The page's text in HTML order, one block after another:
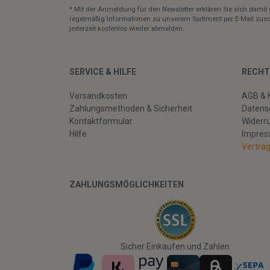
* Mit der Anmeldung für den Newsletter erklären Sie sich damit
regelmäßig Informationen zu unserem Sortiment per E-Mail
jederzeit kostenlos wieder abmelden.
SERVICE & HILFE
Versandkosten
Zahlungsmethoden & Sicherheit
Kontaktformular
Hilfe
AGB &
ZAHLUNGSMÖGLICHKEITEN
Sicher Einkaufen und Zahlen
Twitter Youtube